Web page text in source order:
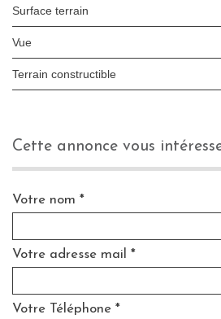
surface terrain
Vue
Terrain constructible
cette annonce vous
Votre nom *
Votre adresse mail *
Votre Téléphone *